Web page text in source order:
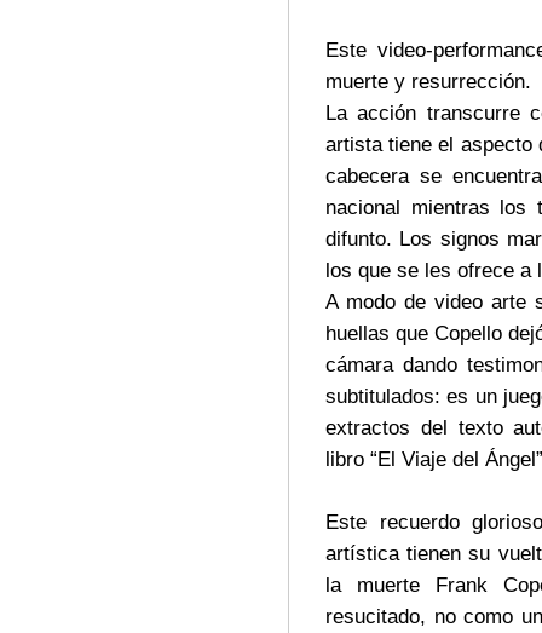
Este video-
muerte y resurrección.
La acción transcurre
artista tiene el aspecto
cabecera se
nacional mientras los
difunto. Los signos
los que se les ofrece a
A modo de video arte
huellas que Copello
cámara dando
subtitulados: es un
extractos del texto
libro “El Viaje del
Este recuerdo
artística tienen su
la muerte Frank
resucitado, no como